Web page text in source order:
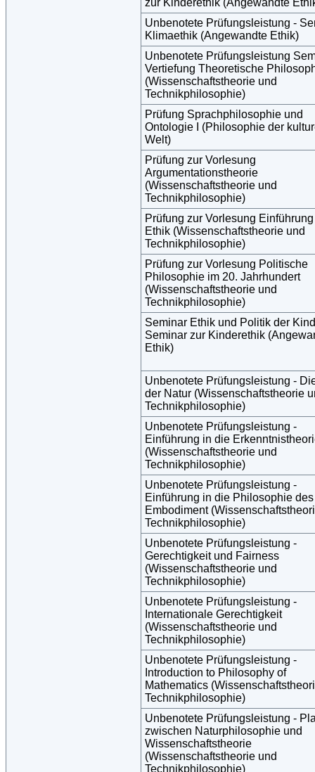
Unbenotete Prüfungsleistung -
Klimaethik (Angewandte Ethik)
Unbenotete Prüfungsleistung
Vertiefung Theoretische
(Wissenschaftstheorie und
Technikphilosophie)
Prüfung Sprachphilosophie und
Ontologie I (Philosophie der
Welt)
Prüfung zur Vorlesung
Argumentationstheorie
(Wissenschaftstheorie und
Technikphilosophie)
Prüfung zur Vorlesung
Ethik (Wissenschaftstheorie und
Technikphilosophie)
Prüfung zur Vorlesung Politische
Philosophie im 20. Jahrhundert
(Wissenschaftstheorie und
Technikphilosophie)
Seminar Ethik und Politik der
Seminar zur Kinderethik
Ethik)
Unbenotete Prüfungsleistung -
der Natur (Wissenschaftstheorie
Technikphilosophie)
Unbenotete Prüfungsleistung -
Einführung in die
(Wissenschaftstheorie und
Technikphilosophie)
Unbenotete Prüfungsleistung -
Einführung in die Philosophie des
Embodiment
Technikphilosophie)
Unbenotete Prüfungsleistung -
Gerechtigkeit und Fairness
(Wissenschaftstheorie und
Technikphilosophie)
Unbenotete Prüfungsleistung -
Internationale Gerechtigkeit
(Wissenschaftstheorie und
Technikphilosophie)
Unbenotete Prüfungsleistung -
Introduction to Philosophy of
Mathematics
Technikphilosophie)
Unbenotete Prüfungsleistung -
zwischen Naturphilosophie und
Wissenschaftstheorie
(Wissenschaftstheorie und
Technikphilosophie)